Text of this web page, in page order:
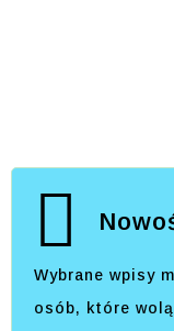
Wybrane wpisy
osób, które